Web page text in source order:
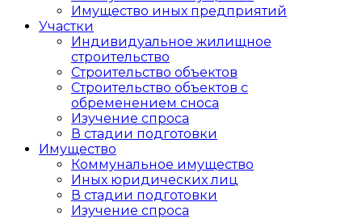
Имущество иных предприятий
Участки
Индивидуальное жилищное
строительство
Строительство объектов
Cтроительство объектов с
обременением сноса
Изучение спроса
В стадии подготовки
Имущество
Коммунальное имущество
Иных юридических лиц
В стадии подготовки
Изучение спроса